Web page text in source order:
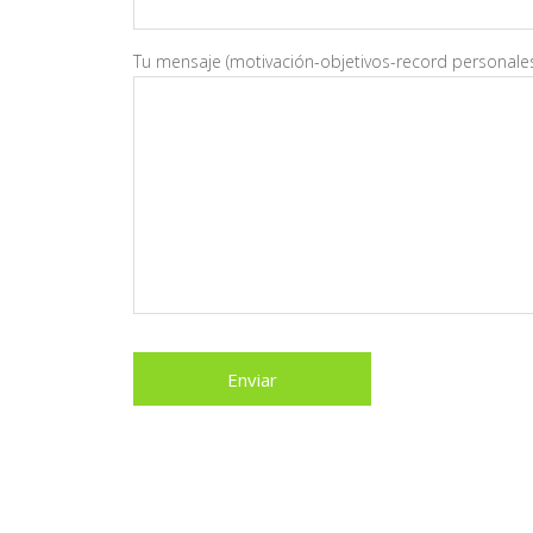
Tu mensaje (motivación-objetivos-record